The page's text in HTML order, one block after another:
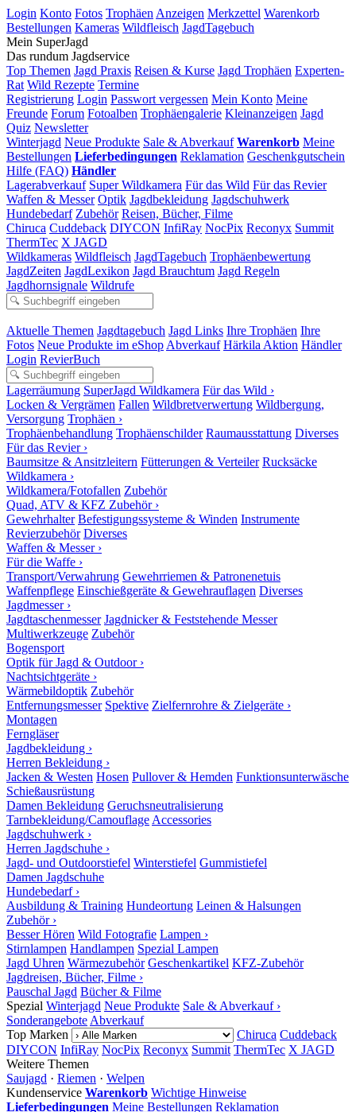
Login Konto Fotos Trophäen Anzeigen Merkzettel Warenkorb
Bestellungen Kameras Wildfleisch JagdTagebuch
Mein SuperJagd
Das rundum Jagdservice
Top Themen Jagd Praxis Reisen & Kurse Jagd Trophäen Experten-
Rat Wild Rezepte Termine
Registrierung Login Passwort vergessen Mein Konto Meine
Freunde Forum Fotoalben Trophäengalerie Kleinanzeigen Jagd
Quiz Newsletter
Winterjagd Neue Produkte Sale & Abverkauf Warenkorb Meine
Bestellungen Lieferbedingungen Reklamation Geschenkgutschein
Hilfe (FAQ) Händler
Lagerabverkauf Super Wildkamera Für das Wild Für das Revier
Waffen & Messer Optik Jagdbekleidung Jagdschuhwerk
Hundebedarf Zubehör Reisen, Bücher, Filme
Chiruca Cuddeback DIYCON InfiRay NocPix Reconyx Summit
ThermTec X JAGD
Wildkameras Wildfleisch JagdTagebuch Trophäenbewertung
JagdZeiten JagdLexikon Jagd Brauchtum Jagd Regeln
Jagdhornsignale Wildrufe
Aktuelle Themen Jagdtagebuch Jagd Links Ihre Trophäen Ihre
Fotos Neue Produkte im eShop Abverkauf Härkila Aktion Händler
Login RevierBuch
Lagerräumung SuperJagd Wildkamera Für das Wild ›
Locken & Vergrämen Fallen Wildbretverwertung Wildbergung,
Versorgung Trophäen ›
Trophäenbehandlung Trophäenschilder Raumausstattung Diverses
Für das Revier ›
Baumsitze & Ansitzleitern Fütterungen & Verteiler Rucksäcke
Wildkamera ›
Wildkamera/Fotofallen Zubehör
Quad, ATV & KFZ Zubehör ›
Gewehrhalter Befestigungssysteme & Winden Instrumente
Revierzubehör Diverses
Waffen & Messer ›
Für die Waffe ›
Transport/Verwahrung Gewehrriemen & Patronenetuis
Waffenpflege Einschießgeräte & Gewehrauflagen Diverses
Jagdmesser ›
Jagdtaschenmesser Jagdnicker & Feststehende Messer
Multiwerkzeuge Zubehör
Bogensport
Optik für Jagd & Outdoor ›
Nachtsichtgeräte ›
Wärmebildoptik Zubehör
Entfernungsmesser Spektive Zielfernrohre & Zielgeräte ›
Montagen
Ferngläser
Jagdbekleidung ›
Herren Bekleidung ›
Jacken & Westen Hosen Pullover & Hemden Funktionsunterwäsche
Schießausrüstung
Damen Bekleidung Geruchsneutralisierung
Tarnbekleidung/Camouflage Accessories
Jagdschuhwerk ›
Herren Jagdschuhe ›
Jagd- und Outdoorstiefel Winterstiefel Gummistiefel
Damen Jagdschuhe
Hundebedarf ›
Ausbildung & Training Hundeortung Leinen & Halsungen
Zubehör ›
Besser Hören Wild Fotografie Lampen ›
Stirnlampen Handlampen Spezial Lampen
Jagd Uhren Wärmezubehör Geschenkartikel KFZ-Zubehör
Jagdreisen, Bücher, Filme ›
Pauschal Jagd Bücher & Filme
Spezial Winterjagd Neue Produkte Sale & Abverkauf ›
Sonderangebote Abverkauf
Top Marken
Chiruca Cuddeback
DIYCON InfiRay NocPix Reconyx Summit ThermTec X JAGD
Weitere Themen
Saujagd · Riemen · Welpen
Kundenservice Warenkorb Wichtige Hinweise
Lieferbedingungen Meine Bestellungen Reklamation